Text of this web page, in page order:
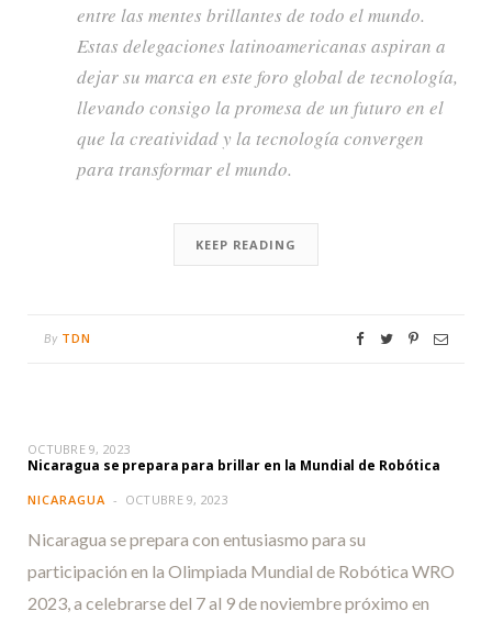
entre las mentes brillantes de todo el mundo.
Estas delegaciones latinoamericanas aspiran a
dejar su marca en este foro global de tecnología,
llevando consigo la promesa de un futuro en el
que la creatividad y la tecnología convergen
para transformar el mundo.
KEEP READING
By TDN
OCTUBRE 9, 2023
Nicaragua se prepara para brillar en la Mundial de Robótica
NICARAGUA OCTUBRE 9, 2023
Nicaragua se prepara con entusiasmo para su
participación en la Olimpiada Mundial de Robótica WRO
2023, a celebrarse del 7 al 9 de noviembre próximo en